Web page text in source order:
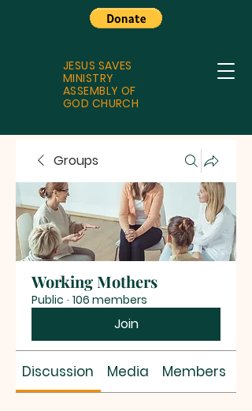
JESUS SAVES
MINISTRY
ASSEMBLY OF
GOD CHURCH
Groups
Working Mothers
Public · 106 members
Join
Discussion Media Members